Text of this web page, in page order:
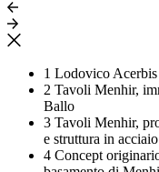
1 Lodovico
2 Tavoli Menhir,
Ballo
3 Tavoli Menhir,
e struttura in acciaio
4 Concept